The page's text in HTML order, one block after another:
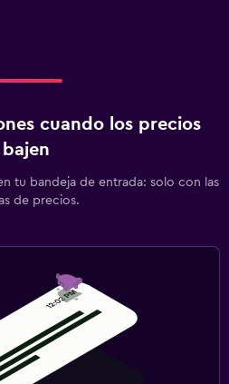
cuando los precios
bajen
tu bandeja de entrada: solo con las
de precios.